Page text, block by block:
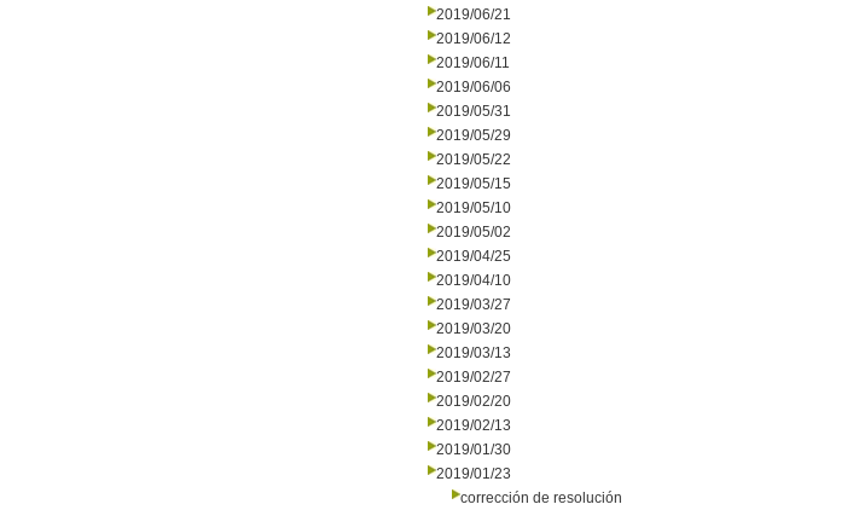
2019/06/21
2019/06/12
2019/06/11
2019/06/06
2019/05/31
2019/05/29
2019/05/22
2019/05/15
2019/05/10
2019/05/02
2019/04/25
2019/04/10
2019/03/27
2019/03/20
2019/03/13
2019/02/27
2019/02/20
2019/02/13
2019/01/30
2019/01/23
corrección de resolución